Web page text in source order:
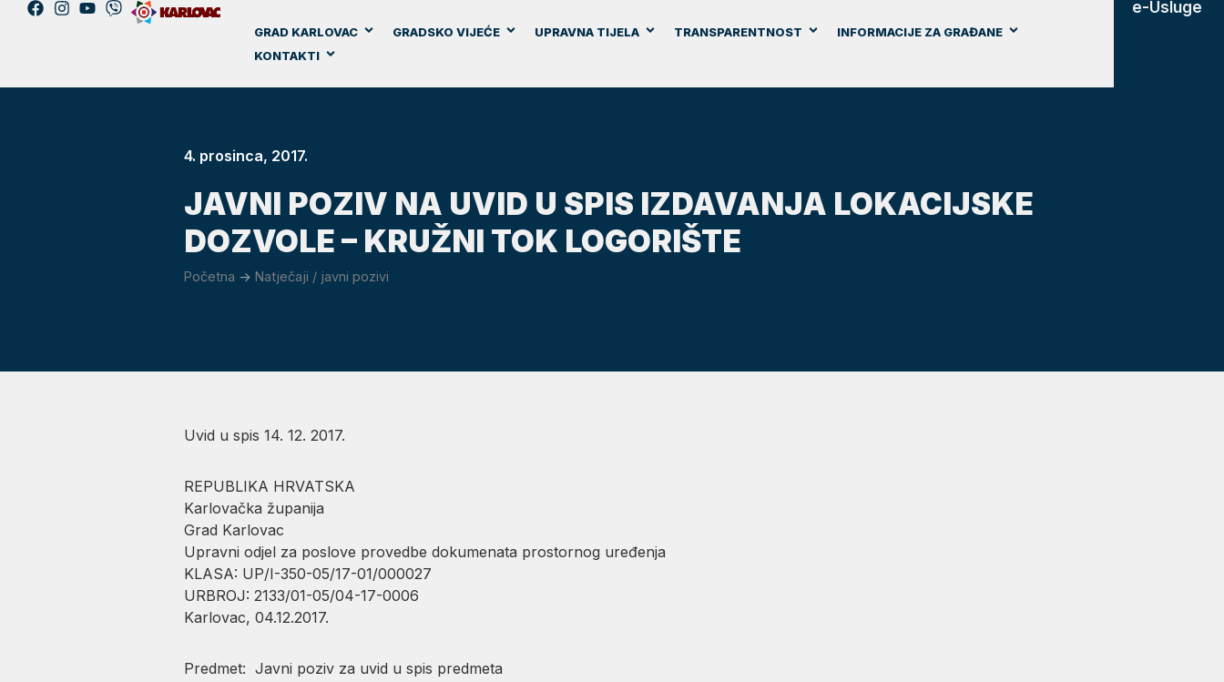
GRAD KARLOVAC GRADSKO VIJEĆE UPRAVNA TIJELA TRANSPARENTNOST
INFORMACIJE ZA GRAĐANE
KONTAKTI
e-Usluge
4. prosinca, 2017.
JAVNI POZIV NA UVID U SPIS IZDAVANJA LOKACIJSKE
DOZVOLE – KRUŽNI TOK LOGORIŠTE
Početna -> Natječaji / javni pozivi
Uvid u spis 14. 12. 2017.
REPUBLIKA HRVATSKA
Karlovačka županija
Grad Karlovac
Upravni odjel za poslove provedbe dokumenata prostornog uređenja
KLASA: UP/I-350-05/17-01/000027
URBROJ: 2133/01-05/04-17-0006
Karlovac, 04.12.2017.
Predmet: Javni poziv za uvid u spis predmeta